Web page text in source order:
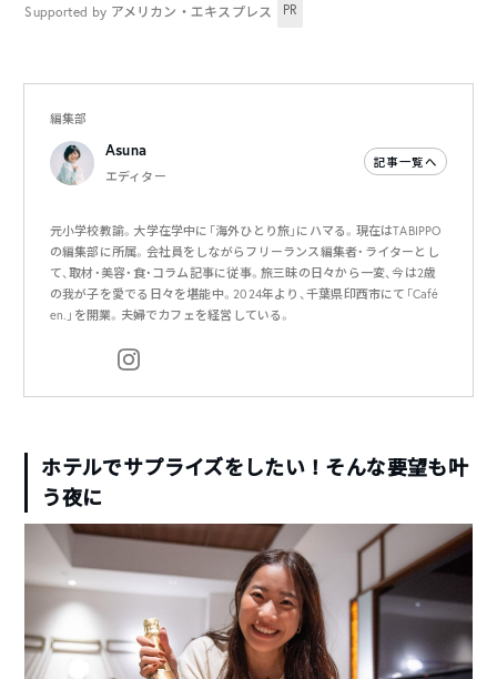
Supported by アメリカン・エキスプレス
PR
編集部
Asuna
エディター
記事一覧へ
元小学校教諭。大学在学中に「海外ひとり旅」にハマる。現在はTABIPPO
の編集部に所属。会社員をしながらフリーランス編集者・ライターとし
て、取材・美容・食・コラム記事に従事。旅三昧の日々から一変、今は2歳
の我が子を愛でる日々を堪能中。2024年より、千葉県印西市にて「Café
en.」を開業。夫婦でカフェを経営している。
ホテルでサプライズをしたい！そんな要望も叶
う夜に